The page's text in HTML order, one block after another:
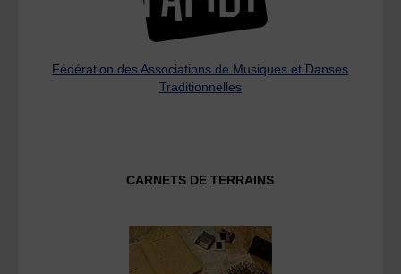
Fédération des Associations de Musiques et Danses
Traditionnelles
CARNETS DE TERRAINS